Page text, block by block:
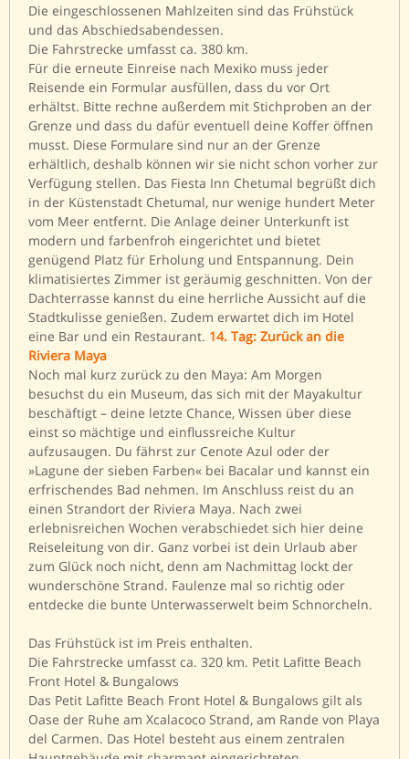
Die eingeschlossenen Mahlzeiten sind das Frühstück
und das Abschiedsabendessen.
Die Fahrstrecke umfasst ca. 380 km.
Für die erneute Einreise nach Mexiko muss jeder
Reisende ein Formular ausfüllen, dass du vor Ort
erhältst. Bitte rechne außerdem mit Stichproben an der
Grenze und dass du dafür eventuell deine Koffer öffnen
musst. Diese Formulare sind nur an der Grenze
erhältlich, deshalb können wir sie nicht schon vorher zur
Verfügung stellen. Das Fiesta Inn Chetumal begrüßt dich
in der Küstenstadt Chetumal, nur wenige hundert Meter
vom Meer entfernt. Die Anlage deiner Unterkunft ist
modern und farbenfroh eingerichtet und bietet
genügend Platz für Erholung und Entspannung. Dein
klimatisiertes Zimmer ist geräumig geschnitten. Von der
Dachterrasse kannst du eine herrliche Aussicht auf die
Stadtkulisse genießen. Zudem erwartet dich im Hotel
eine Bar und ein Restaurant. 14. Tag: Zurück an die
Riviera Maya
Noch mal kurz zurück zu den Maya: Am Morgen
besuchst du ein Museum, das sich mit der Mayakultur
beschäftigt – deine letzte Chance, Wissen über diese
einst so mächtige und einflussreiche Kultur
aufzusaugen. Du fährst zur Cenote Azul oder der
»Lagune der sieben Farben« bei Bacalar und kannst ein
erfrischendes Bad nehmen. Im Anschluss reist du an
einen Strandort der Riviera Maya. Nach zwei
erlebnisreichen Wochen verabschiedet sich hier deine
Reiseleitung von dir. Ganz vorbei ist dein Urlaub aber
zum Glück noch nicht, denn am Nachmittag lockt der
wunderschöne Strand. Faulenze mal so richtig oder
entdecke die bunte Unterwasserwelt beim Schnorcheln.
Das Frühstück ist im Preis enthalten.
Die Fahrstrecke umfasst ca. 320 km. Petit Lafitte Beach
Front Hotel & Bungalows
Das Petit Lafitte Beach Front Hotel & Bungalows gilt als
Oase der Ruhe am Xcalacoco Strand, am Rande von Playa
del Carmen. Das Hotel besteht aus einem zentralen